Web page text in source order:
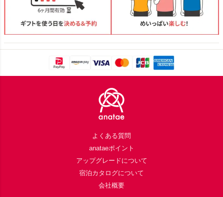
よくある質問
anataeポイント
アップグレードについて
宿泊カタログについて
会社概要